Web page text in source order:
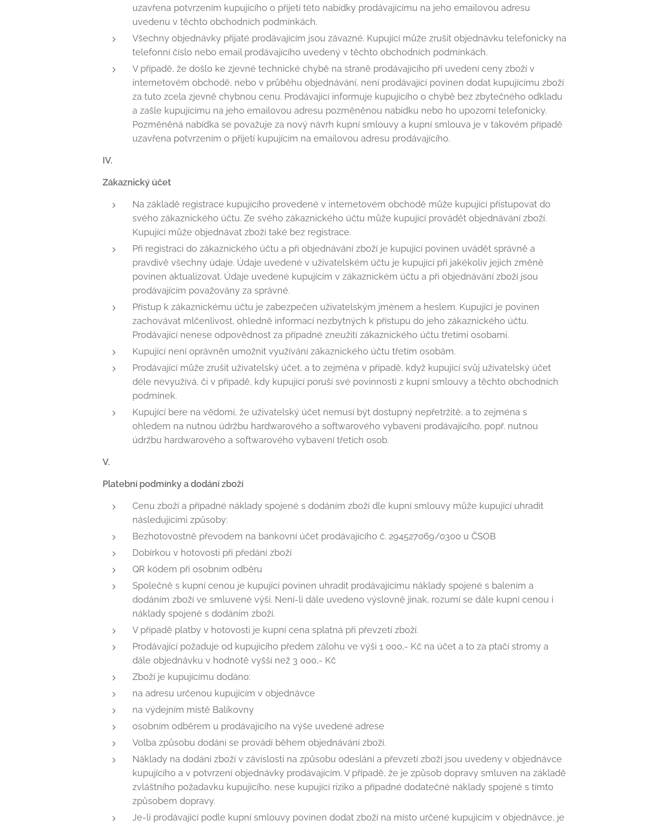
uzavřena potvrzením kupujícího o přijetí této nabídky prodávajícímu na jeho emailovou adresu
uvedenu v těchto obchodních podmínkách.
Všechny objednávky přijaté prodávajícím jsou závazné. Kupující může zrušit objednávku telefonicky na
telefonní číslo nebo email prodávajícího uvedený v těchto obchodních podmínkách.
V případě, že došlo ke zjevné technické chybě na straně prodávajícího při uvedení ceny zboží v
internetovém obchodě, nebo v průběhu objednávání, není prodávající povinen dodat kupujícímu zboží
za tuto zcela zjevně chybnou cenu. Prodávající informuje kupujícího o chybě bez zbytečného odkladu
a zašle kupujícímu na jeho emailovou adresu pozměněnou nabídku nebo ho upozorní telefonicky.
Pozměněná nabídka se považuje za nový návrh kupní smlouvy a kupní smlouva je v takovém případě
uzavřena potvrzením o přijetí kupujícím na emailovou adresu prodávajícího.
IV.
Zákaznický účet
Na základě registrace kupujícího provedené v internetovém obchodě může kupující přistupovat do
svého zákaznického účtu. Ze svého zákaznického účtu může kupující provádět objednávání zboží.
Kupující může objednávat zboží také bez registrace.
Při registraci do zákaznického účtu a při objednávání zboží je kupující povinen uvádět správně a
pravdivě všechny údaje. Údaje uvedené v uživatelském účtu je kupující při jakékoliv jejich změně
povinen aktualizovat. Údaje uvedené kupujícím v zákaznickém účtu a při objednávání zboží jsou
prodávajícím považovány za správné.
Přístup k zákaznickému účtu je zabezpečen uživatelským jménem a heslem. Kupující je povinen
zachovávat mlčenlivost, ohledně informací nezbytných k přístupu do jeho zákaznického účtu.
Prodávající nenese odpovědnost za případné zneužití zákaznického účtu třetími osobami.
Kupující není oprávněn umožnit využívání zákaznického účtu třetím osobám.
Prodávající může zrušit uživatelský účet, a to zejména v případě, když kupující svůj uživatelský účet
déle nevyužívá, či v případě, kdy kupující poruší své povinnosti z kupní smlouvy a těchto obchodních
podmínek.
Kupující bere na vědomí, že uživatelský účet nemusí být dostupný nepřetržitě, a to zejména s
ohledem na nutnou údržbu hardwarového a softwarového vybavení prodávajícího, popř. nutnou
údržbu hardwarového a softwarového vybavení třetích osob.
V.
Platební podmínky a dodání zboží
Cenu zboží a případné náklady spojené s dodáním zboží dle kupní smlouvy může kupující uhradit
následujícími způsoby:
Bezhotovostně převodem na bankovní účet prodávajícího č. 294527069/0300 u ČSOB
Dobírkou v hotovosti při předání zboží
QR kódem při osobním odběru
Společně s kupní cenou je kupující povinen uhradit prodávajícímu náklady spojené s balením a
dodáním zboží ve smluvené výši. Není-li dále uvedeno výslovně jinak, rozumí se dále kupní cenou i
náklady spojené s dodáním zboží.
V případě platby v hotovosti je kupní cena splatná při převzetí zboží.
Prodávající požaduje od kupujícího předem zálohu ve výši 1 000,- Kč na účet a to za ptačí stromy a
dále objednávku v hodnotě vyšší než 3 000,- Kč
Zboží je kupujícímu dodáno:
na adresu určenou kupujícím v objednávce
na výdejním místě Balíkovny
osobním odběrem u prodávajícího na výše uvedené adrese
Volba způsobu dodání se provádí během objednávání zboží.
Náklady na dodání zboží v závislosti na způsobu odeslání a převzetí zboží jsou uvedeny v objednávce
kupujícího a v potvrzení objednávky prodávajícím. V případě, že je způsob dopravy smluven na základě
zvláštního požadavku kupujícího, nese kupující riziko a případné dodatečné náklady spojené s tímto
způsobem dopravy.
Je-li prodávající podle kupní smlouvy povinen dodat zboží na místo určené kupujícím v objednávce, je